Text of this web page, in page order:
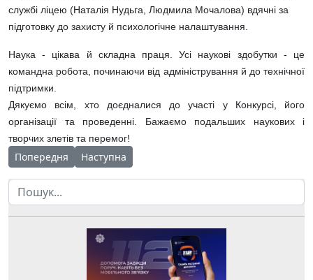
службі ліцею (Наталія Нудьга, Людмила Мочалова) вдячні за
підготовку до захисту й психологічне налаштування.
Наука - цікава й складна праця. Усі наукові здобутки - це
командна робота, починаючи від адміністрування й до технічної
підтримки.
Дякуємо всім, хто доєдналися до участі у Конкурсі, його
організації та проведенні. Бажаємо подальших наукових і
творчих злетів та перемог!
Попередня стаття: Науковці Чернігівщини стали
Попередня Наступна стаття: День вишиванки в ЧОНЛ
Наступна
Пошук